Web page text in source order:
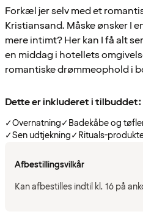
Forkæl jer selv med et
Kristiansand. Måske ønsker I
mere intimt? Her kan I få alt
en middag i hotellets
romantiske drømmeophold i
Dette er inkluderet i tilbuddet:
✓Overnatning✓Badekåbe og
✓Sen udtjekning✓Rituals-
Afbestillingsvilkår
Kan afbestilles indtil kl. 16 på